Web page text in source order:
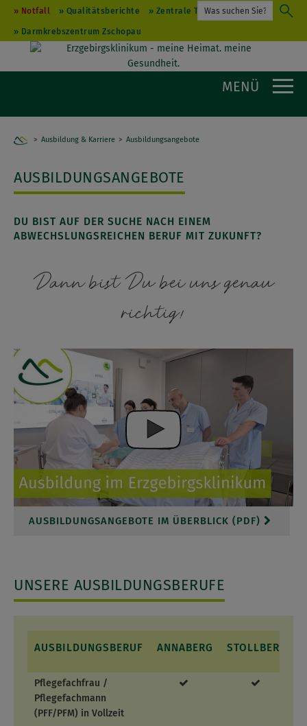
Notfall Qualitätsberichte Zentrale Terminvergabe
Darmkrebszentrum Zschopau
MENÜ
Home
Ausbildung & Karriere Ausbildungsangebote
AUSBILDUNGSANGEBOTE
DU BIST AUF DER SUCHE NACH EINEM
ABWECHSLUNGSREICHEN BERUF MIT ZUKUNFT?
Dann bist Du bei uns genau
richtig!
AUSBILDUNGSANGEBOTE IM ÜBERBLICK (PDF)
UNSERE AUSBILDUNGSBERUFE
AUSBILDUNGSBERUF ANNABERG STOLLBERG
Pflegefachfrau /
Pflegefachmann
(PFF/PFM) in Vollzeit